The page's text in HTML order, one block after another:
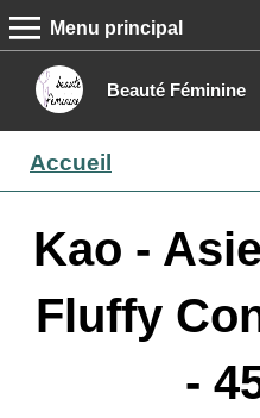
Beauté Féminine
MENU PRINCIPAL
Menu principal
Accueil
Kao -
Fluffy
-